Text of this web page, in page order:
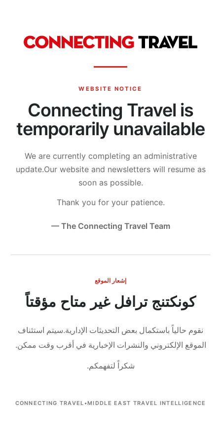
WEBSITE NOTICE
Connecting Travel is
temporarily unavailable
We are currently completing an administrative
update.Our website and newsletters will resume as
soon as possible.
Thank you for your patience.
— The Connecting Travel Team
إشعار الموقع
كونكتنج ترافل غير متاح مؤقتاً
نقوم حالياً باستكمال بعض التحديثات الإدارية.سيتم استئناف
الموقع الإلكتروني والنشرات الإخبارية في أقرب وقت ممكن.
شكراً لتفهمكم.
CONNECTING TRAVEL •MIDDLE EAST TRAVEL INTELLIGENCE